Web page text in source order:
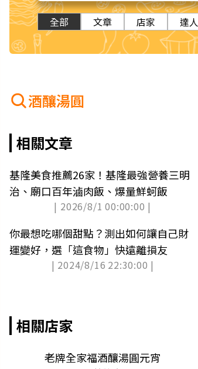
全部 文章 店家 達人
酒釀湯圓
相關文章
基隆美食推薦26家！基隆最強營養三明
治、廟口百年滷肉飯、爆量鮮蚵飯
| 2026/8/1 00:00:00 |
你最想吃哪個甜點？測出如何讓自己財
運變好，選「這食物」快遠離損友
| 2024/8/16 22:30:00 |
相關店家
老牌全家福酒釀湯圓元宵